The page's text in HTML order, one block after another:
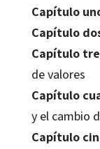
Capítulo
Capítulo
Capítulo
de valores
Capítulo
y el cambio
Capítulo